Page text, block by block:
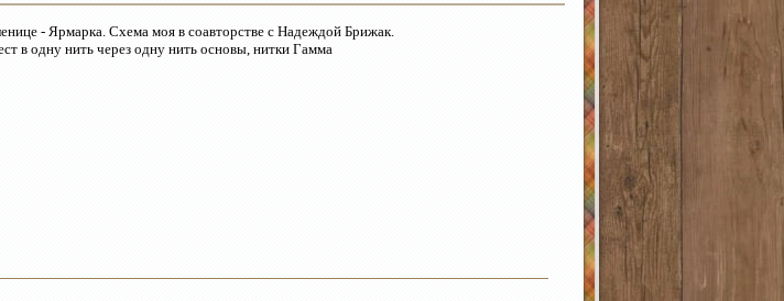
- Ярмарка. Схема моя в соавторстве с Надеждой Брижак.
в одну нить через одну нить основы, нитки Гамма